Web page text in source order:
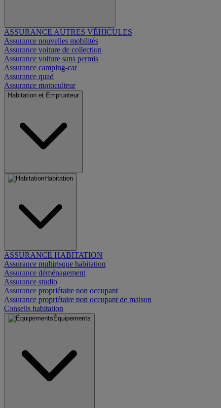
ASSURANCE AUTRES VÉHICULES
Assurance nouvelles mobilités
Assurance voiture de collection
Assurance voiture sans permis
Assurance camping-car
Assurance quad
Assurance motoculteur
Habitation et Emprunteur
Habitation
ASSURANCE HABITATION
Assurance multirisque habitation
Assurance déménagement
Assurance studio
Assurance propriétaire non occupant
Assurance propriétaire non occupant de maison
Conseils habitation
Équipements